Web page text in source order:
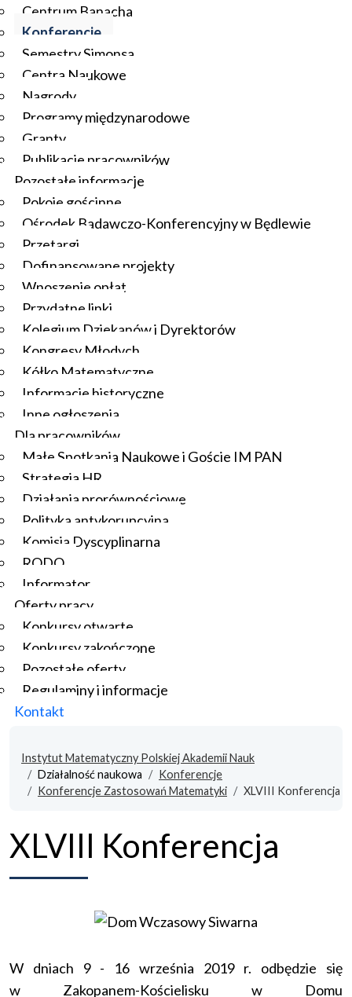
Centrum Banacha
Konferencje
Semestry Simonsa
Centra Naukowe
Nagrody
Programy międzynarodowe
Granty
Publikacje pracowników
Pozostałe informacje
Pokoje gościnne
Ośrodek Badawczo-Konferencyjny w Będlewie
Przetargi
Dofinansowane projekty
Wnoszenie opłat
Przydatne linki
Kolegium Dziekanów i Dyrektorów
Kongresy Młodych
Kółko Matematyczne
Informacje historyczne
Inne ogłoszenia
Dla pracowników
Małe Spotkania Naukowe i Goście IM PAN
Strategia HR
Działania prorównościowe
Polityka antykorupcyjna
Komisja Dyscyplinarna
RODO
Informator
Oferty pracy
Konkursy otwarte
Konkursy zakończone
Pozostałe oferty
Regulaminy i informacje
Kontakt
Instytut Matematyczny Polskiej Akademii Nauk
Działalność naukowa
Konferencje
Konferencje Zastosowań Matematyki
XLVIII Konferencja
XLVIII Konferencja
W dniach 9 - 16 września 2019 r. odbędzie się
w Zakopanem-Kościelisku w Domu